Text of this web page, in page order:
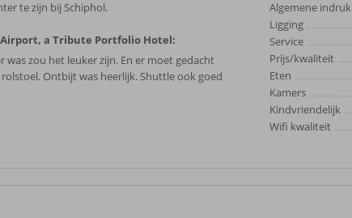
te zijn bij Schiphol.
a Tribute Portfolio Hotel:
was zou het leuker zijn. En er moet gedacht
Ontbijt was heerlijk. Shuttle ook goed
Algemene indruk
Ligging
Service
Prijs/kwaliteit
Eten
Kamers
Kindvriendelijk
Wifi kwaliteit